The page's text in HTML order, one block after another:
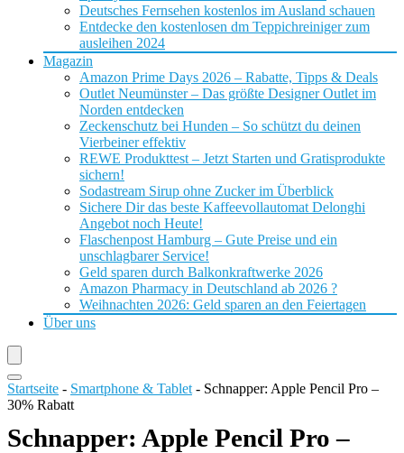
Deutsches Fernsehen kostenlos im Ausland schauen
Entdecke den kostenlosen dm Teppichreiniger zum
ausleihen 2024
Magazin
Amazon Prime Days 2026 – Rabatte, Tipps & Deals
Outlet Neumünster – Das größte Designer Outlet im
Norden entdecken
Zeckenschutz bei Hunden – So schützt du deinen
Vierbeiner effektiv
REWE Produkttest – Jetzt Starten und Gratisprodukte
sichern!
Sodastream Sirup ohne Zucker im Überblick
Sichere Dir das beste Kaffeevollautomat Delonghi
Angebot noch Heute!
Flaschenpost Hamburg – Gute Preise und ein
unschlagbarer Service!
Geld sparen durch Balkonkraftwerke 2026
Amazon Pharmacy in Deutschland ab 2026 ?
Weihnachten 2026: Geld sparen an den Feiertagen
Über uns
Startseite - Smartphone & Tablet - Schnapper: Apple Pencil Pro –
30% Rabatt
Schnapper: Apple Pencil Pro –